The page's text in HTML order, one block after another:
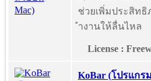
ช่วยเพิ่มประสิทธิ
ำงานให้ลื่นไหล
License :
KoBar (โปรแกร